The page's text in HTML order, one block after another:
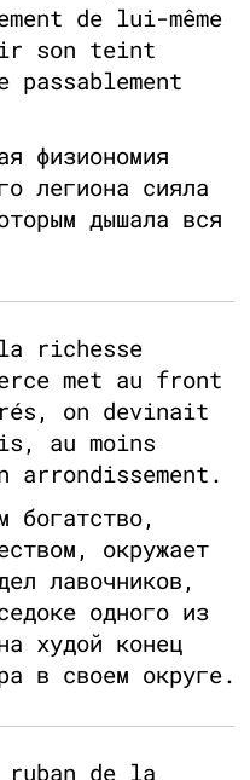
de lui-même
son teint
физиономия
легиона сияла
дышала вся
richesse
met au front
on devinait
au moins
arrondissement.
богатство,
окружает
лавочников,
одного из
худой конец
в своем округе.
de la